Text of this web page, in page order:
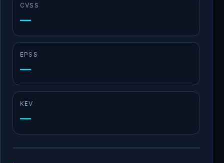
CVSS
—
EPSS
—
KEV
—